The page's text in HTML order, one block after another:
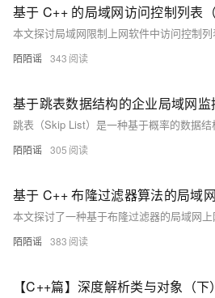
陌陌谣 343
陌陌谣 305
陌陌谣 383
【C++篇】深度解析类与对象（下）